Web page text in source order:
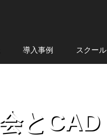
導入事例 スクール
とCAD